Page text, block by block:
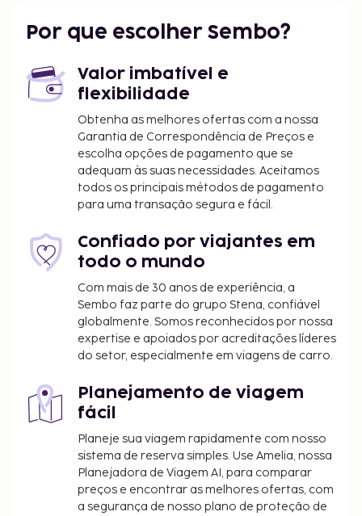
Por que escolher Sembo?
Valor imbatível e
flexibilidade
Obtenha as melhores ofertas com a nossa
Garantia de Correspondência de Preços e
escolha opções de pagamento que se
adequam às suas necessidades. Aceitamos
todos os principais métodos de pagamento
para uma transação segura e fácil.
Confiado por viajantes em
todo o mundo
Com mais de 30 anos de experiência, a
Sembo faz parte do grupo Stena, confiável
globalmente. Somos reconhecidos por nossa
expertise e apoiados por acreditações líderes
do setor, especialmente em viagens de carro.
Planejamento de viagem
fácil
Planeje sua viagem rapidamente com nosso
sistema de reserva simples. Use Amelia, nossa
Planejadora de Viagem AI, para comparar
preços e encontrar as melhores ofertas, com
a segurança de nosso plano de proteção de